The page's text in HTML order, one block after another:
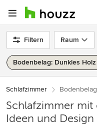
Filtern Raum
Bodenbelag: Dunkles Holz
Schlafzimmer
Schlafzimmer
Ideen und Design